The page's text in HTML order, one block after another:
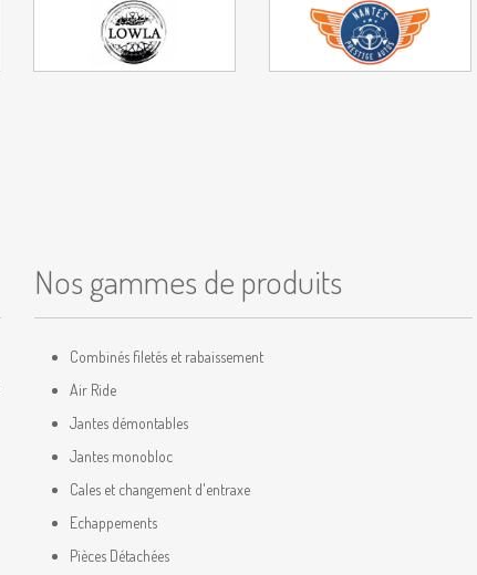
Nos gammes de produits
Combinés filetés et rabaissement
Air Ride
Jantes démontables
Jantes monobloc
Cales et changement d'entraxe
Echappements
Pièces Détachées